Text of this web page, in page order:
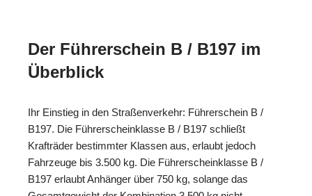
Der Führerschein B / B197 im
Überblick
Ihr Einstieg in den Straßenverkehr: Führerschein B /
B197. Die Führerscheinklasse B / B197 schließt
Krafträder bestimmter Klassen aus, erlaubt jedoch
Fahrzeuge bis 3.500 kg. Die Führerscheinklasse B /
B197 erlaubt Anhänger über 750 kg, solange das